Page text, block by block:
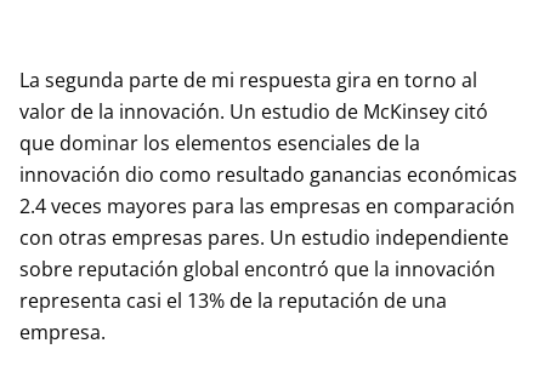
La segunda parte de mi respuesta gira en torno al
valor de la innovación. Un estudio de McKinsey citó
que dominar los elementos esenciales de la
innovación dio como resultado ganancias económicas
2.4 veces mayores para las empresas en comparación
con otras empresas pares. Un estudio independiente
sobre reputación global encontró que la innovación
representa casi el 13% de la reputación de una
empresa.